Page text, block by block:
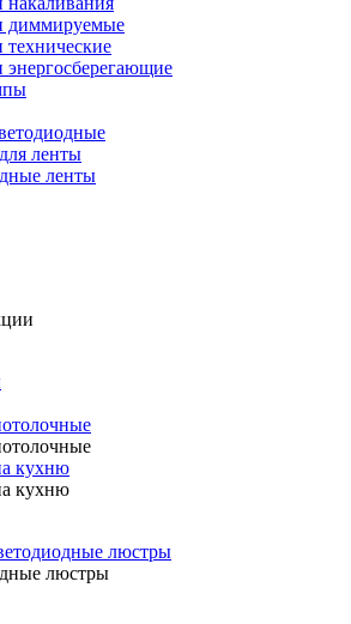
диммируемые
ленты
ленты
кухню
кухню
люстры
люстры